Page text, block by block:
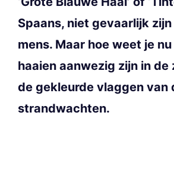
Spaans, niet gevaarlijk
mens. Maar hoe weet je
haaien aanwezig zijn in de
de gekleurde vlaggen van
strandwachten.